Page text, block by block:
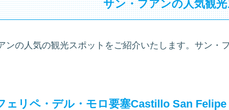
サン・フアンの人気観
ンの人気の観光スポットをご紹介いたします。サン・
ェリペ・デル・モロ要塞Castillo San